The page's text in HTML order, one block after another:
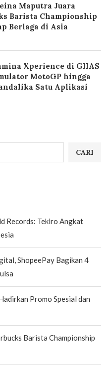
CARI
Records: Tekiro Angkat
ShopeePay Bagikan 4
Promo Spesial dan
Barista Championship
Maputra Juara
Barista Championship
Berlaga di Asia
Xperience di GIIAS
MotoGP hingga
Satu Aplikasi